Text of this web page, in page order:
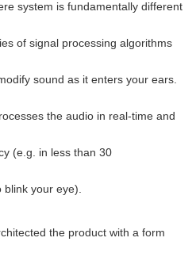
system is fundamentally different
of signal processing algorithms
sound as it enters your ears.
the audio in real-time and
(e.g. in less than 30
blink your eye).
the product with a form